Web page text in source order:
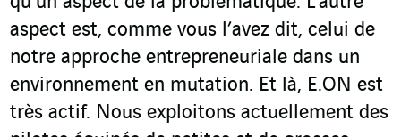
aspect est, comme vous l’avez dit, celui de
notre approche entrepreneuriale dans un
environnement en mutation. Et là, E.ON est
très actif. Nous exploitons actuellement des